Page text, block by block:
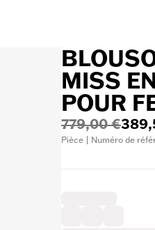
MISS
POUR
779,00 €
Pièce | Numéro de